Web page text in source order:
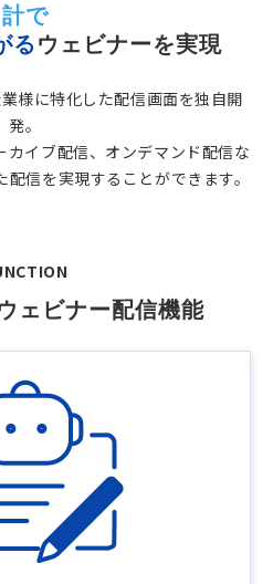
イベント
Studio
計で
るウェビナーを実現
様に特化した配信画面を独自開
発。
カイブ配信、オンデマンド配信な
信を実現することができます。
ェビナー配信機能